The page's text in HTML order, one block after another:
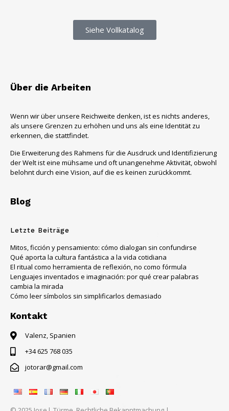
Siehe Vollkatalog
Über die Arbeiten
Wenn wir über unsere Reichweite denken, ist es nichts anderes,
als unsere Grenzen zu erhöhen und uns als eine Identität zu
erkennen, die stattfindet.
Die Erweiterung des Rahmens für die Ausdruck und Identifizierung
der Welt ist eine mühsame und oft unangenehme Aktivität, obwohl
belohnt durch eine Vision, auf die es keinen zurückkommt.
Blog
Letzte Beiträge
Mitos, ficción y pensamiento: cómo dialogan sin confundirse
Qué aporta la cultura fantástica a la vida cotidiana
El ritual como herramienta de reflexión, no como fórmula
Lenguajes inventados e imaginación: por qué crear palabras
cambia la mirada
Cómo leer símbolos sin simplificarlos demasiado
Kontakt
Valenz, Spanien
+34 625 768 035
jotorar@gmail.com